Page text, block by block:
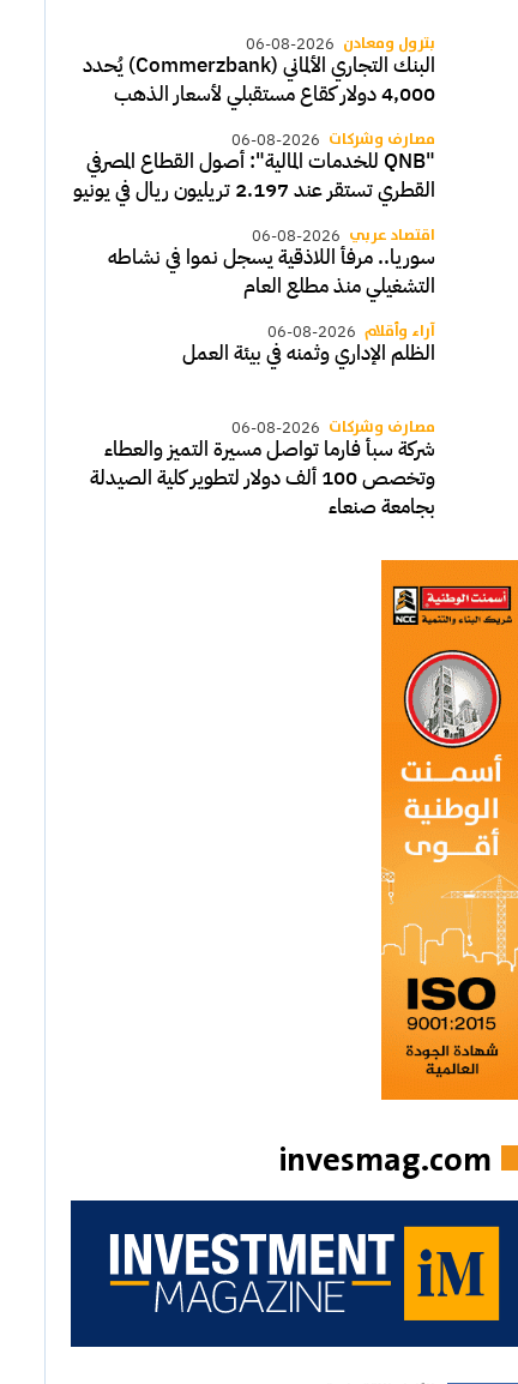
بترول ومعادن 06-08-2026
البنك التجاري الألماني (Commerzbank) يُحدد
4,000 دولار كقاع مستقبلي لأسعار الذهب
مصارف وشركات 06-08-2026
"QNB للخدمات المالية": أصول القطاع المصرفي
القطري تستقر عند 2.197 تريليون ريال في يونيو
اقتصاد عربي 06-08-2026
سوريا.. مرفأ اللاذقية يسجل نموا في نشاطه
التشغيلي منذ مطلع العام
آراء وأقلام 06-08-2026
الظلم الإداري وثمنه في بيئة العمل
مصارف وشركات 06-08-2026
شركة سبأ فارما تواصل مسيرة التميز والعطاء
وتخصص 100 ألف دولار لتطوير كلية الصيدلة
بجامعة صنعاء
invesmag.com